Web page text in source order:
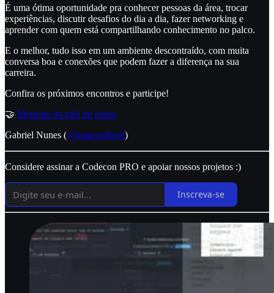
É uma ótima oportunidade pra conhecer pessoas da área, trocar
experiências, discutir desafios do dia a dia, fazer networking e
aprender com quem está compartilhando conhecimento no palco.
E o melhor, tudo isso em um ambiente descontraído, com muita
conversa boa e conexões que podem fazer a diferença na sua
carreira.
Confira os próximos encontros e participe!
🤝 Meetups do mês de junho
Gabriel Nunes (@nunesgabriel)
Considere assinar a Codecon PRO e apoiar nossos projetos :)
Inscreva-se